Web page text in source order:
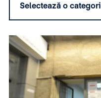
Selectează o